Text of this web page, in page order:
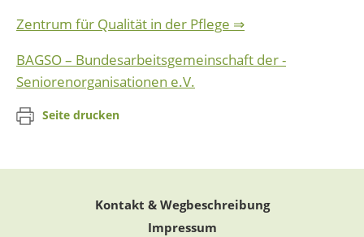
Zentrum für Qualität in der Pflege ⇒
BAGSO – Bundesarbeitsgemeinschaft der ­
Seniorenorganisationen e.V.
Seite drucken
Kontakt & Wegbeschreibung
Impressum